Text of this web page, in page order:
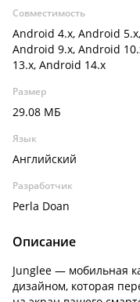
Совместимость
Android 4.x, Android
Android 9.x, Android
13.x, Android 14.x
Размер
29.08 МБ
Язык
Английский
Разработчик
Perla Doan
Описание
Junglee — мобильная
дизайном, которая